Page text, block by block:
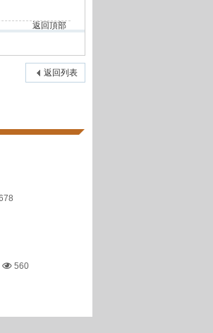
返回頂部
返回列表
560